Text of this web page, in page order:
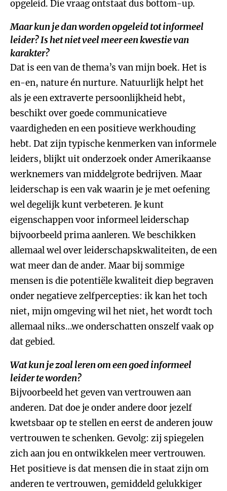
opgeleid. Die vraag ontstaat dus bottom-up.
Maar kun je dan worden opgeleid tot informeel
leider? Is het niet veel meer een kwestie van
karakter?
Dat is een van de thema’s van mijn boek. Het is
en-en, nature én nurture. Natuurlijk helpt het
als je een extraverte persoonlijkheid hebt,
beschikt over goede communicatieve
vaardigheden en een positieve werkhouding
hebt. Dat zijn typische kenmerken van informele
leiders, blijkt uit onderzoek onder Amerikaanse
werknemers van middelgrote bedrijven. Maar
leiderschap is een vak waarin je je met oefening
wel degelijk kunt verbeteren. Je kunt
eigenschappen voor informeel leiderschap
bijvoorbeeld prima aanleren. We beschikken
allemaal wel over leiderschapskwaliteiten, de een
wat meer dan de ander. Maar bij sommige
mensen is die potentiële kwaliteit diep begraven
onder negatieve zelfpercepties: ik kan het toch
niet, mijn omgeving wil het niet, het wordt toch
allemaal niks…we onderschatten onszelf vaak op
dat gebied.
Wat kun je zoal leren om een goed informeel
leider te worden?
Bijvoorbeeld het geven van vertrouwen aan
anderen. Dat doe je onder andere door jezelf
kwetsbaar op te stellen en eerst de anderen jouw
vertrouwen te schenken. Gevolg: zij spiegelen
zich aan jou en ontwikkelen meer vertrouwen.
Het positieve is dat mensen die in staat zijn om
anderen te vertrouwen, gemiddeld gelukkiger